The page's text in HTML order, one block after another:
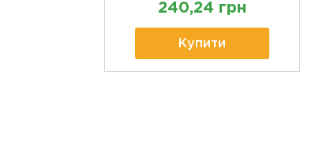
240,24 грн
Купити